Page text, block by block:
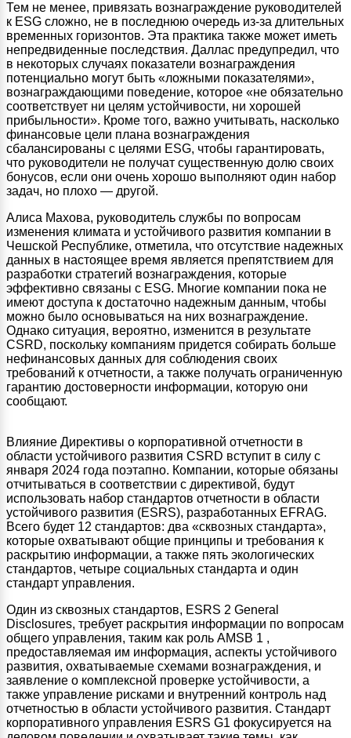
Тем не менее, привязать вознаграждение руководителей
к ESG сложно, не в последнюю очередь из-за длительных
временных горизонтов. Эта практика также может иметь
непредвиденные последствия. Даллас предупредил, что
в некоторых случаях показатели вознаграждения
потенциально могут быть «ложными показателями»,
вознаграждающими поведение, которое «не обязательно
соответствует ни целям устойчивости, ни хорошей
прибыльности». Кроме того, важно учитывать, насколько
финансовые цели плана вознаграждения
сбалансированы с целями ESG, чтобы гарантировать,
что руководители не получат существенную долю своих
бонусов, если они очень хорошо выполняют один набор
задач, но плохо — другой.
Алиса Махова, руководитель службы по вопросам
изменения климата и устойчивого развития компании в
Чешской Республике, отметила, что отсутствие надежных
данных в настоящее время является препятствием для
разработки стратегий вознаграждения, которые
эффективно связаны с ESG. Многие компании пока не
имеют доступа к достаточно надежным данным, чтобы
можно было основываться на них вознаграждение.
Однако ситуация, вероятно, изменится в результате
CSRD, поскольку компаниям придется собирать больше
нефинансовых данных для соблюдения своих
требований к отчетности, а также получать ограниченную
гарантию достоверности информации, которую они
сообщают.
Влияние Директивы о корпоративной отчетности в
области устойчивого развития CSRD вступит в силу с
января 2024 года поэтапно. Компании, которые обязаны
отчитываться в соответствии с директивой, будут
использовать набор стандартов отчетности в области
устойчивого развития (ESRS), разработанных EFRAG.
Всего будет 12 стандартов: два «сквозных стандарта»,
которые охватывают общие принципы и требования к
раскрытию информации, а также пять экологических
стандартов, четыре социальных стандарта и один
стандарт управления.
Один из сквозных стандартов, ESRS 2 General
Disclosures, требует раскрытия информации по вопросам
общего управления, таким как роль AMSB 1 ,
предоставляемая им информация, аспекты устойчивого
развития, охватываемые схемами вознаграждения, и
заявление о комплексной проверке устойчивости, а
также управление рисками и внутренний контроль над
отчетностью в области устойчивого развития. Стандарт
корпоративного управления ESRS G1 фокусируется на